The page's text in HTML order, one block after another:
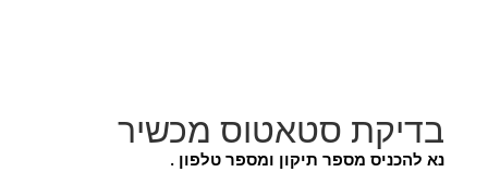
בדיקת סטאטוס מכשיר
נא להכניס מספר תיקון ומספר טלפון .